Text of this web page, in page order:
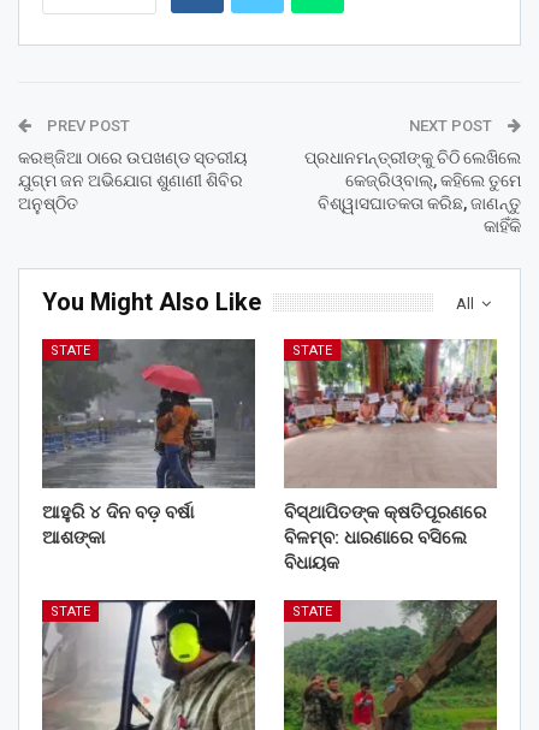
PREV POST
କରଞ୍ଜିଆ ଠାରେ ଉପଖଣ୍ଡ ସ୍ତରୀୟ
ଯୁଗ୍ମ ଜନ ଅଭିଯୋଗ ଶୁଣାଣୀ ଶିବିର
ଅନୁଷ୍ଠିତ
NEXT POST
ପ୍ରଧାନମନ୍ତ୍ରୀଙ୍କୁ ଚିଠି ଲେଖିଲେ
କେଜ୍‌ରିଓ୍ବାଲ୍‌, କହିଲେ ତୁମେ
ବିଶ୍ୱାସଘାତକତା କରିଛ, ଜାଣନ୍ତୁ
କାହିଁକି
All
You Might Also Like
STATE
ଆହୁରି ୪ ଦିନ ବଡ଼ ବର୍ଷା
ଆଶଙ୍କା
STATE
ବିସ୍ଥାପିତଙ୍କ କ୍ଷତିପୂରଣରେ
ବିଳମ୍ବ: ଧାରଣାରେ ବସିଲେ
ବିଧାୟକ
STATE STATE